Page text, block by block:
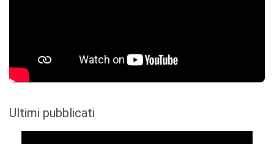
Ultimi pubblicati